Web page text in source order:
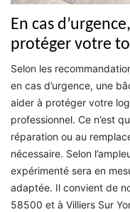
En cas
protéger votre
Selon les
en cas d’urgence, une
aider à protéger votre
professionnel. Ce n’est
réparation ou au
nécessaire. Selon
expérimenté sera en
adaptée. Il convient de
58500 et à Villiers Sur